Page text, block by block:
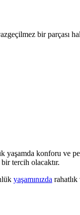
bir parçası
yaşamda konforu ve
tercih olacaktır.
yaşamınızda rahatlık